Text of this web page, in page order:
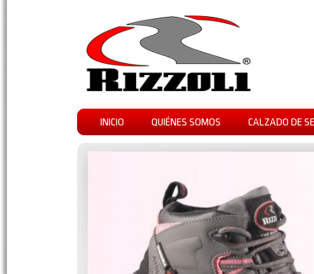
INICIO QUIÉNES SOMOS CALZADO DE